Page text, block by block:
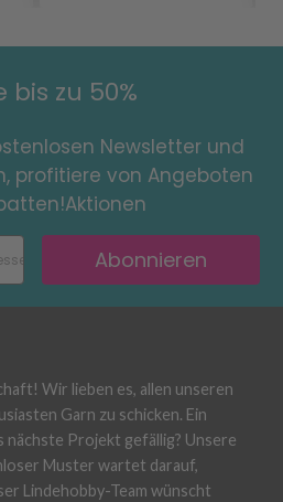
bis zu 50%
Newsletter und
profitiere von Angeboten
Abonnieren
Wir lieben es, allen unseren
Garn zu schicken. Ein
Projekt gefällig? Unsere
Muster wartet darauf,
Lindehobby-Team wünscht